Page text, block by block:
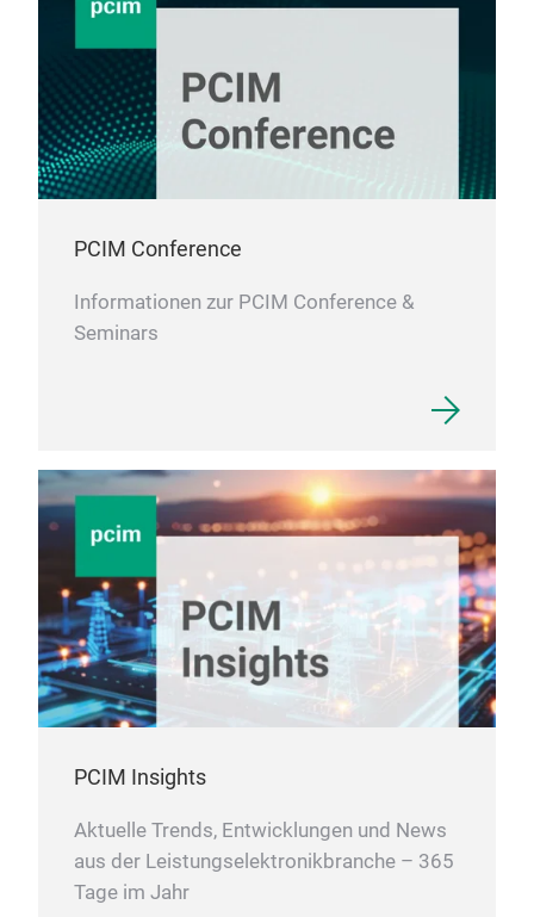
PCIM Conference
Informationen zur PCIM Conference &
Seminars
PCIM Insights
Aktuelle Trends, Entwicklungen und News
aus der Leistungselektronikbranche – 365
Tage im Jahr